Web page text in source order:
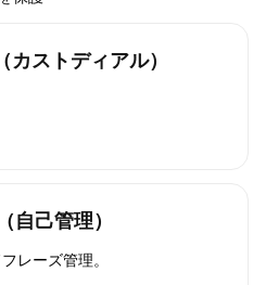
ストディアル）
自己管理）
レーズ管理。